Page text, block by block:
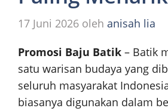
17 Juni 2026 oleh anisah lia
Promosi Baju Batik – Batik
satu warisan budaya yang
seluruh masyarakat
biasanya digunakan dalam